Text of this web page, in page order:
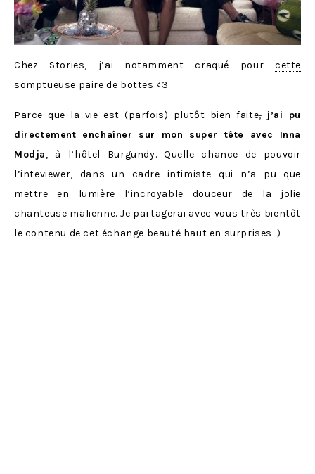
Chez Stories, j’ai notamment craqué pour cette
somptueuse paire de bottes <3
Parce que la vie est (parfois) plutôt bien faite, j’ai pu
directement enchaîner sur mon super tête avec Inna
Modja, à l’hôtel Burgundy. Quelle chance de pouvoir
l’inteviewer, dans un cadre intimiste qui n’a pu que
mettre en lumière l’incroyable douceur de la jolie
chanteuse malienne. Je partagerai avec vous très bientôt
le contenu de cet échange beauté haut en surprises :)